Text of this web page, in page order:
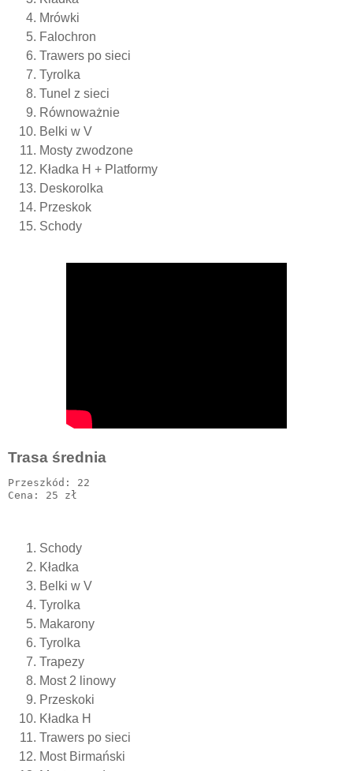
Mrówki
Falochron
Trawers po sieci
Tyrolka
Tunel z sieci
Równoważnie
Belki w V
Mosty zwodzone
Kładka H + Platformy
Deskorolka
Przeskok
Schody
Trasa średnia
Przeszkód: 22
Schody
Kładka
Belki w V
Tyrolka
Makarony
Tyrolka
Trapezy
Most 2 linowy
Przeskoki
Kładka H
Trawers po sieci
Most Birmański